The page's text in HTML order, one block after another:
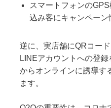
スマートフォンの
込み客にキャンペーン
逆に、実店舗にQRコー
LINEアカウントへの登
からオンラインに誘導す
ます。